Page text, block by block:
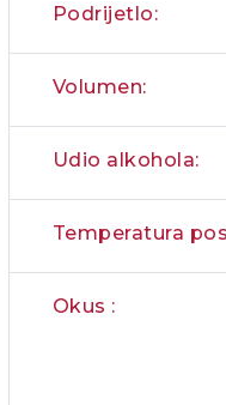
Podrijetlo:
Volumen:
Udio alkohola:
Temperatura
Okus :